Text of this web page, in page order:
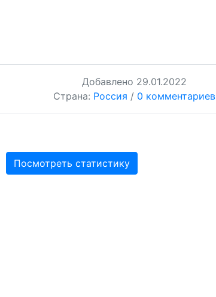
Добавлено 29.01.2022
Страна: Россия / 0 комментариев
Посмотреть статистику